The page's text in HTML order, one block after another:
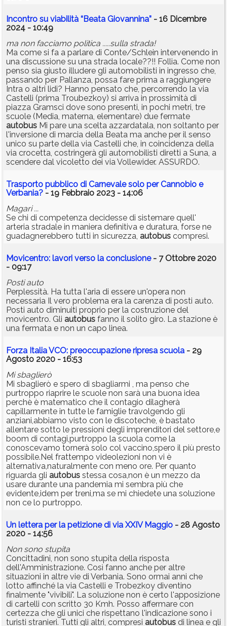
Incontro su viabilità “Beata Giovannina” - 16 Dicembre
2024 - 10:49
ma non facciamo politica .....sulla strada!
Ma come si fa a parlare di Conte/Schlein intervenendo in
una discussione su una strada locale??!! Follia. Come non
penso sia giusto illudere gli automobilisti in ingresso che,
passando per Pallanza, possa fare prima a raggiungere
Intra o altri lidi? Hanno pensato che, percorrendo la via
Castelli (prima Troubezkoy) si arriva in prossimità di
piazza Gramsci dove sono presenti, in pochi metri, tre
scuole (Media, materna, elementare) due fermate
autobus Mi pare una scelta azzardatala, non soltanto per
l'inversione di marcia della Beata ma anche per il senso
unico su parte della via Castelli che, in coincidenza della
via crocetta, costringerà gli automobilisti diretti a Suna, a
scendere dal vicoletto dei via Vollewider. ASSURDO.
Trasporto pubblico di Carnevale solo per Cannobio e
Verbania? - 19 Febbraio 2023 - 14:06
Magari ...
Se chi di competenza decidesse di sistemare quell'
arteria stradale in maniera definitiva e duratura, forse ne
guadagnerebbero tutti in sicurezza, autobus compresi.
Movicentro: lavori verso la conclusione- 7 Ottobre 2020
- 09:17
Posti auto
Perplessità. Ha tutta l'aria di essere un'opera non
necessaria Il vero problema era la carenza di posti auto.
Posti auto diminuiti proprio per la costruzione del
movicentro. Gli autobus fanno il solito giro. La stazione è
una fermata e non un capo linea.
Forza Italia VCO: preoccupazione ripresa scuola - 29
Agosto 2020 - 16:53
Mi sbaglierò
Mi sbaglierò e spero di sbagliarmi , ma penso che
purtroppo riaprire le scuole non sarà una buona idea
perchè è matematico che il contagio dilagherà
capillarmente in tutte le famiglie travolgendo gli
anziani,abbiamo visto con le discoteche, è bastato
allentare sotto le pressioni degli imprenditori del settore,e
boom di contagi,purtroppo la scuola come la
conoscevamo tornerà solo col vaccino,spero il più presto
possibile.Nel frattempo videolezioni non vi è
alternativa,naturalmente con meno ore. Per quanto
riguarda gli autobus stessa cosa,non è un mezzo da
usare durante una pandemia mi sembra più che
evidente,idem per treni,ma se mi chiedete una soluzione
non ce lo purtroppo.
Un lettera per la petizione di via XXIV Maggio - 28 Agosto
2020 - 14:56
Non sono stupita
Concittadini, non sono stupita della risposta
dell'Amministrazione. Così fanno anche per altre
situazioni in altre vie di Verbania. Sono ormai anni che
lotto affinché la via Castelli e Trobezkoy diventino
finalmente "vivibili". La soluzione non è certo l'apposizione
di cartelli con scritto 30 Kmh. Posso affermare con
certezza che gli unici che rispettano l'indicazione sono i
turisti stranieri. Tutti gli altri, compresi autobus di linea e gli